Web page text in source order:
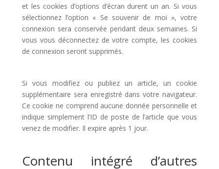
et les cookies d’options d’écran durent un an. Si vous
sélectionnez l’option « Se souvenir de moi », votre
connexion sera conservée pendant deux semaines. Si
vous vous déconnectez de votre compte, les cookies
de connexion seront supprimés.
Si vous modifiez ou publiez un article, un cookie
supplémentaire sera enregistré dans votre navigateur.
Ce cookie ne comprend aucune donnée personnelle et
indique simplement l’ID de poste de l’article que vous
venez de modifier. Il expire après 1 jour.
Contenu intégré d’autres